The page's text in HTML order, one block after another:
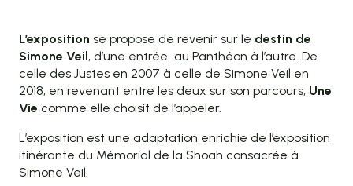
L’exposition se propose de revenir sur le destin de
Simone Veil, d’une entrée au Panthéon à l’autre. De
celle des Justes en 2007 à celle de Simone Veil en
2018, en revenant entre les deux sur son parcours, Une
Vie comme elle choisit de l’appeler.
L’exposition est une adaptation enrichie de l’exposition
itinérante du Mémorial de la Shoah consacrée à
Simone Veil.